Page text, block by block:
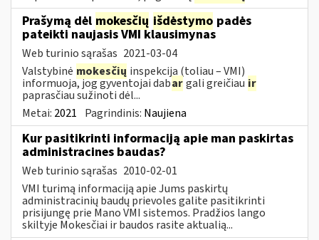
Prašymą dėl mokesčių išdėstymo padės
pateikti naujasis VMI klausimynas
Web turinio sąrašas 2021-03-04
Valstybinė mokesčių inspekcija (toliau – VMI)
informuoja, jog gyventojai dabargali greičiau ir
paprasčiau sužinoti dėl...
Metai: 2021 Pagrindinis: Naujiena
Kur pasitikrinti informaciją apie man paskirtas
administracines baudas?
Web turinio sąrašas 2010-02-01
VMI turimą informaciją apie Jums paskirtų
administracinių baudų prievoles galite pasitikrinti
prisijungę prie Mano VMI sistemos. Pradžios lango
skiltyje Mokesčiai ir baudos rasite aktualią...